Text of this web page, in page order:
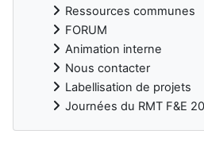
Ressources communes
FORUM
Animation interne
Nous contacter
Labellisation de projets
Journées du RMT F&E